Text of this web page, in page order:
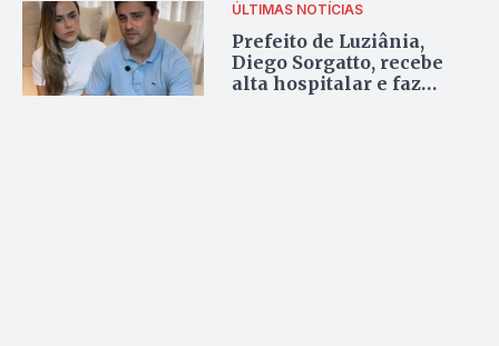
ÚLTIMAS NOTÍCIAS
Prefeito de Luziânia,
Diego Sorgatto, recebe
alta hospitalar e faz